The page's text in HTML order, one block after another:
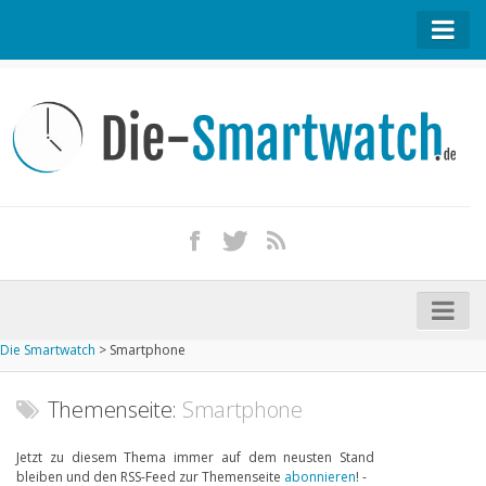
Kontakt / Tipp geben
Impressum
iPhone kaufen
Startseite
Aktuelle Smartwatches im Test
Die Smartwatch > Smartphone
Themenseite: Smartphone
Jetzt zu diesem Thema immer auf dem neusten Stand
bleiben und den RSS-Feed zur Themenseite abonnieren! -